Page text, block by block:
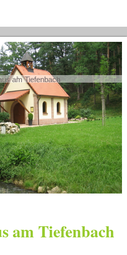
am Tiefenbach
am Tiefenbach